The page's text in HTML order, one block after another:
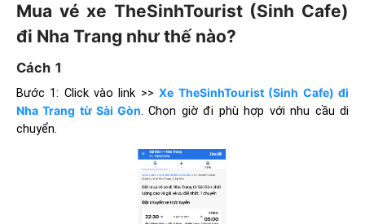
Mua vé xe TheSinhTourist (Sinh Cafe)
đi Nha Trang như thế nào?
Cách 1
Bước 1: Click vào link >> Xe TheSinhTourist (Sinh Cafe) đi
Nha Trang từ Sài Gòn. Chọn giờ đi phù hợp với nhu cầu di
chuyển.